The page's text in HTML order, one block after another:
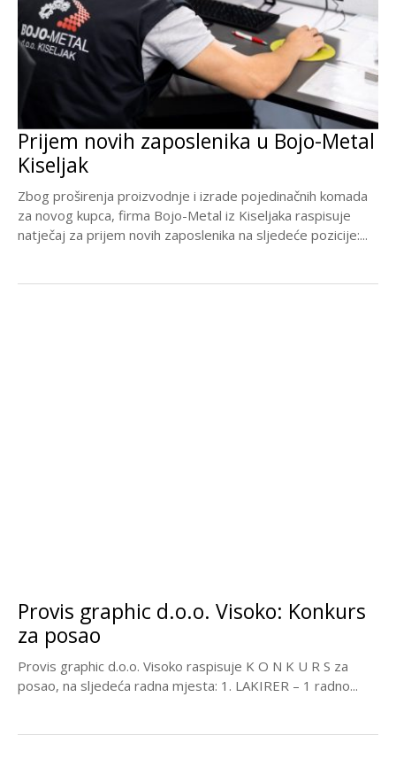
Prijem novih zaposlenika u Bojo-Metal
Kiseljak
Zbog proširenja proizvodnje i izrade pojedinačnih komada
za novog kupca, firma Bojo-Metal iz Kiseljaka raspisuje
natječaj za prijem novih zaposlenika na sljedeće pozicije:...
Provis graphic d.o.o. Visoko: Konkurs
za posao
Provis graphic d.o.o. Visoko raspisuje K O N K U R S za
posao, na sljedeća radna mjesta: 1. LAKIRER – 1 radno...